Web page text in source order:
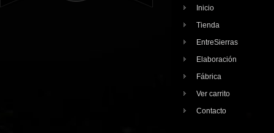
Inicio
Tienda
EntreSierras
Elaboración
Fábrica
Ver carrito
Contacto